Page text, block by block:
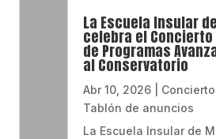
La Escuela Insular
celebra el Concierto
de Programas
al Conservatorio
Abr 10, 2026|
Tablón de anuncios
La Escuela Insular de